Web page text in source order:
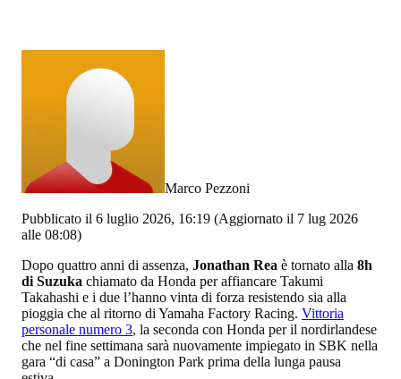
Marco Pezzoni
Pubblicato il 6 luglio 2026, 16:19 (Aggiornato il 7 lug 2026
alle 08:08)
Dopo quattro anni di assenza, Jonathan Rea è tornato alla 8h
di Suzuka chiamato da Honda per affiancare Takumi
Takahashi e i due l’hanno vinta di forza resistendo sia alla
pioggia che al ritorno di Yamaha Factory Racing. Vittoria
personale numero 3, la seconda con Honda per il nordirlandese
che nel fine settimana sarà nuovamente impiegato in SBK nella
gara “di casa” a Donington Park prima della lunga pausa